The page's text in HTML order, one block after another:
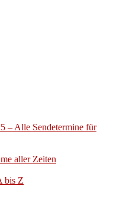
– Alle Sendetermine für
aller Zeiten
bis Z